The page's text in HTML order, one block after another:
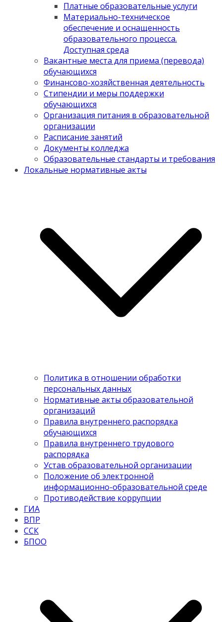
Платные образовательные услуги
Материально-техническое
обеспечение и оснащенность
образовательного процесса.
Доступная среда
Вакантные места для приема (перевода)
обучающихся
Финансово-хозяйственная деятельность
Стипендии и меры поддержки
обучающихся
Организация питания в образовательной
организации
Расписание занятий
Документы колледжа
Образовательные стандарты и требования
Локальные нормативные акты
Политика в отношении обработки
персональных данных
Нормативные акты образовательной
организаций
Правила внутреннего распорядка
обучающихся
Правила внутреннего трудового
распорядка
Устав образовательной организации
Положение об электронной
информационно-образовательной среде
Противодействие коррупции
ГИА
ВПР
ССК
БПОО